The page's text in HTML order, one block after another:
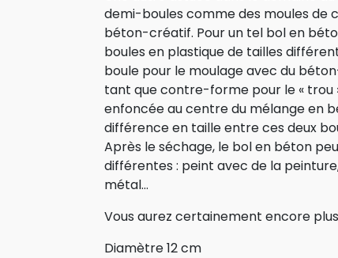
demi-boules comme des moules de
béton-créatif. Pour un tel bol en
boules en plastique de tailles
boule pour le moulage avec du
tant que contre-forme pour le « trou
enfoncée au centre du mélange en
différence en taille entre ces deux
Après le séchage, le bol en béton
différentes : peint avec de la
métal…
Vous aurez certainement encore
Diamètre 12 cm